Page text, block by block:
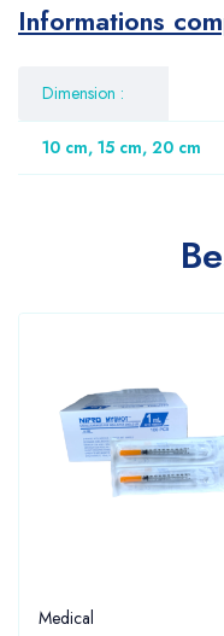
Informations
Dimension :
10 cm, 15 cm, 20 cm
Medical